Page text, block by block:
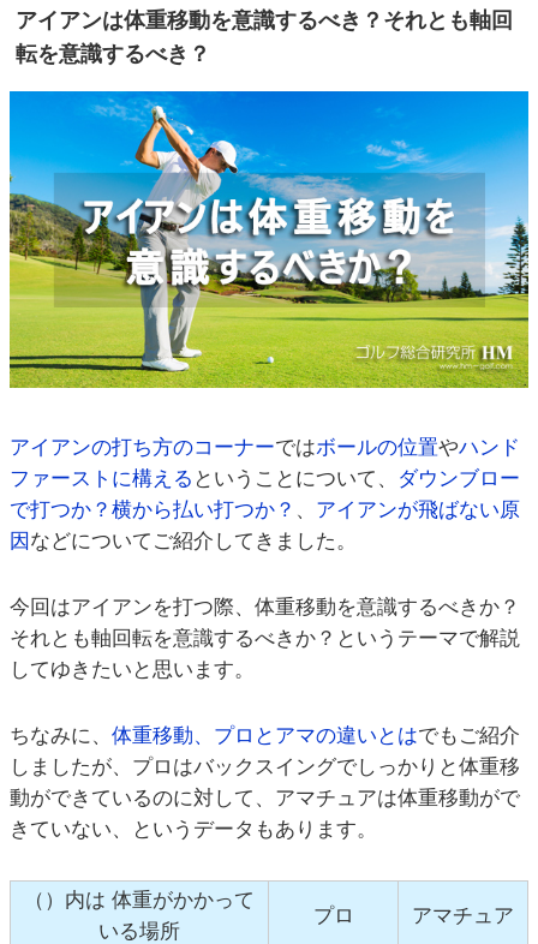
アイアンは体重移動を意識するべき？それとも軸回
転を意識するべき？
アイアンの打ち方のコーナーではボールの位置やハンド
ファーストに構える ということについて、
ダウンブロー
で打つか？横から払い打つか？ 、 アイアンが飛ばない原
因 などについてご紹介してきました。
今回はアイアンを打つ際、体重移動を意識するべきか？
それとも軸回転を意識するべきか？というテーマで解説
してゆきたいと思います。
ちなみに、 体重移動、プロとアマの違いとはでもご紹介
しましたが、プロはバックスイングでしっかりと体重移
動ができているのに対して、アマチュアは体重移動がで
きていない、というデータもあります。
（）内は 体重がかかって
いる場所
プロ アマチュア